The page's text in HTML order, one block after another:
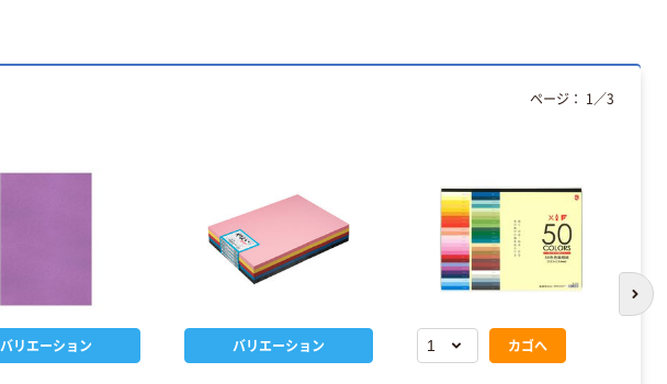
バリエーション バリエーション カゴへ
ページ： 1 ／3
次